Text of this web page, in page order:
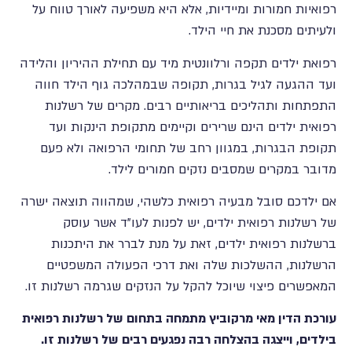
רפואיות חמורות ומיידיות, אלא היא משפיעה לאורך טווח על
ולעיתים מסכנת את חיי הילד.
רפואת ילדים תקפה ורלוונטית מיד עם תחילת ההיריון והלידה
ועד ההגעה לגיל בגרות, תקופה שבמהלכה גוף הילד חווה
התפתחות ותהליכים בריאותיים רבים. מקרים של רשלנות
רפואית ילדים הינם שרירים וקיימים מתקופת הינקות ועד
תקופת הבגרות, במגוון רחב של תחומי הרפואה ולא פעם
מדובר במקרים שמסבים נזקים חמורים לילד.
אם ילדכם סובל מבעיה רפואית כלשהי, שמהווה תוצאה ישרה
של רשלנות רפואית ילדים, יש לפנות לעו"ד אשר עוסק
ברשלנות רפואית ילדים, זאת על מנת לברר את היתכנות
הרשלנות, ההשלכות שלה ואת דרכי הפעולה המשפטיים
המאפשרים פיצוי שיוכל להקל על הנזקים שגרמה רשלנות זו.
עורכת הדין מאי מרקוביץ מתמחה בתחום של רשלנות רפואית
בילדים, וייצגה בהצלחה רבה נפגעים רבים של רשלנות זו.